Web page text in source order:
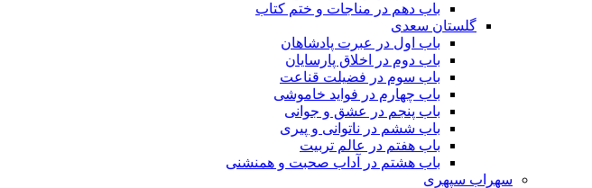
باب دهم در مناجات و ختم کتاب
گلستان سعدی
باب اول در عبرت پادشاهان
باب دوم در اخلاق پارسایان
باب سوم در فضیلت قناعت
باب چهارم در فواید خاموشى
باب پنجم در عشق و جوانى
باب ششم در ناتوانى و پیرى
باب هفتم در عالم تربیت
باب هشتم در آداب صحبت و همنشنى
سهراب سپهری